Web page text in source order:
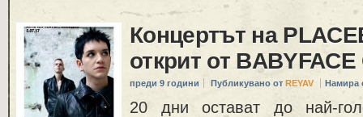
Концертът на
открит от
преди 9 години Публикувано от REYAV Намира
20 дни остават до най-